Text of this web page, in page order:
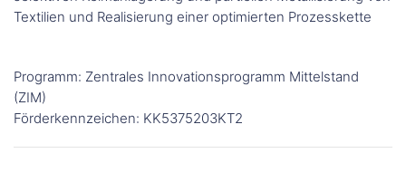
Textilien und Realisierung einer optimierten Prozesskette
Programm: Zentrales Innovationsprogramm Mittelstand
(ZIM)
Förderkennzeichen: KK5375203KT2